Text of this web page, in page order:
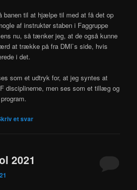
banen til at hjælpe til med at få det op
af instruktør staben i Faggruppe
nu, så tænker jeg, at de også kunne
at trække på fra DMI`s side, hvis
i det.
som et udtryk for, at jeg syntes at
disciplinerne, men ses som et tillæg og
et svar
2021